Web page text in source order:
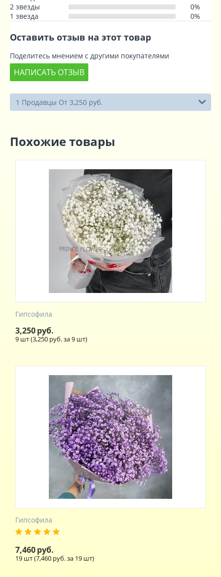
2 звезды
0%
1 звезда
0%
Оставить отзыв на этот товар
Поделитесь мнением с другими покупателями
НАПИСАТЬ ОТЗЫВ
1 Продавцы От 3,250 руб.
Похожие товары
Гипсофила
3,250руб.
9 шт (3,250 руб. за 9 шт)
Гипсофила
7,460руб.
19 шт (7,460 руб. за 19 шт)